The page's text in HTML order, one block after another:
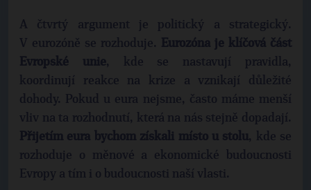
A čtvrtý argument je politický a strategický.
V eurozóně se rozhoduje.
Eurozóna je klíčová část
Evropské unie, kde se nastavují pravidla,
koordinují reakce na krize a vznikají důležité
dohody. Pokud u eura nejsme, často máme menší
vliv na ta rozhodnutí, která na nás stejně dopadají.
Přijetím eura bychom získali místo u stolu, kde se
rozhoduje o měnové a ekonomické budoucnosti
Evropy a tím i o budoucnosti naší vlasti.